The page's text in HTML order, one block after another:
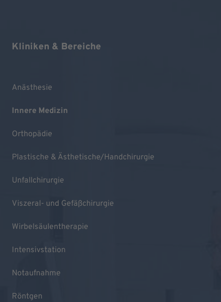
Kliniken & Bereiche
Anästhesie
Innere Medizin
Orthopädie
Plastische & Ästhetische/Handchirurgie
Unfallchirurgie
Viszeral- und Gefäßchirurgie
Wirbelsäulentherapie
Intensivstation
Notaufnahme
Röntgen